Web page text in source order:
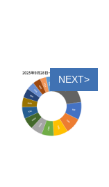
NEXT>